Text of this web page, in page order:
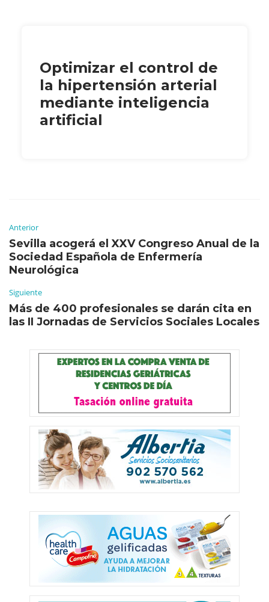
Optimizar el control de
la hipertensión arterial
mediante inteligencia
artificial
Anterior
Sevilla acogerá el XXV Congreso Anual de la
Sociedad Española de Enfermería
Neurológica
Siguiente
Más de 400 profesionales se darán cita en
las II Jornadas de Servicios Sociales Locales